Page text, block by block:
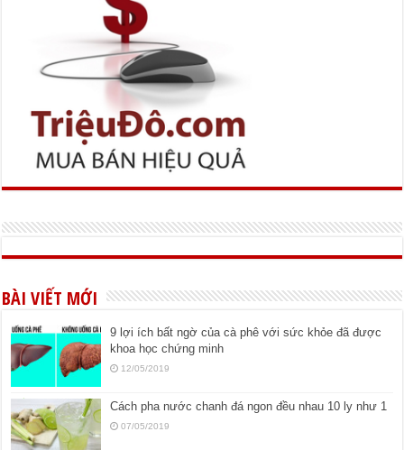
BÀI VIẾT MỚI
9 lợi ích bất ngờ của cà phê với sức khỏe đã được
khoa học chứng minh
12/05/2019
Cách pha nước chanh đá ngon đều nhau 10 ly như 1
07/05/2019